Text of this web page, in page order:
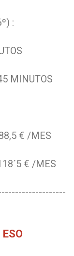
:
MINUTOS
€ /MES
€ /MES